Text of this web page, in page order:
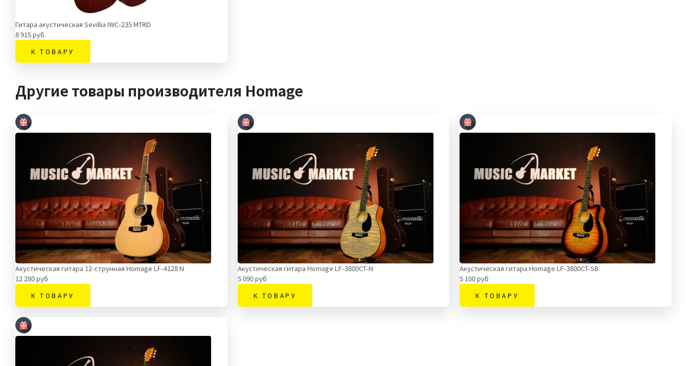
Гитара акустическая Sevillia IWC-235 MTRD
8 915 руб
К ТОВАРУ
Другие товары производителя Homage
Акустическая гитара 12-струнная Homage LF-4128 N
12 280 руб
К ТОВАРУ
Акустическая гитара Homage LF-3800CT-N
5 090 руб
К ТОВАРУ
Акустическая гитара Homage LF-3800CT-SB
5 100 руб
К ТОВАРУ